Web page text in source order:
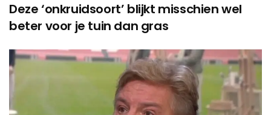
Deze ‘onkruidsoort’ blijkt misschien wel
beter voor je tuin dan gras